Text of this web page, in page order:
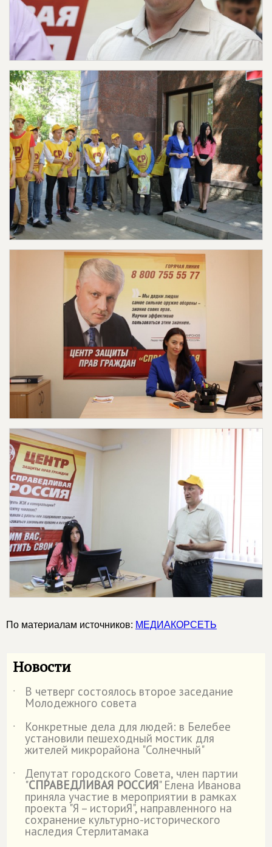
По материалам источников: МЕДИАКОРСЕТЬ
Новости
˙ В четверг состоялось второе заседание
Молодежного совета
˙
Конкретные дела для людей: в Белебее
установили пешеходный мостик для
жителей микрорайона "Солнечный"
˙
Депутат городского Совета, член партии
"СПРАВЕДЛИВАЯ РОССИЯ" Елена Иванова
приняла участие в мероприятии в рамках
проекта "Я – историЯ", направленного на
сохранение культурно-исторического
наследия Стерлитамака